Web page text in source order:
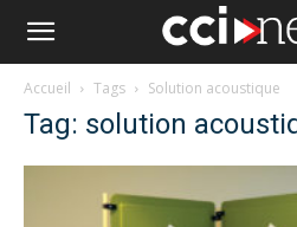
Accueil Tags Solution acoustique
Tag: solution